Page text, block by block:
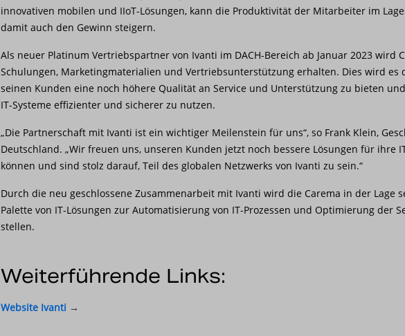
innovativen mobilen und IIoT-Lösungen, kann die Produktivität der Mitarbeiter im
damit auch den Gewinn steigern.
Als neuer Platinum Vertriebspartner von Ivanti im DACH-Bereich ab Januar 2023 wird
Schulungen, Marketingmaterialien und Vertriebsunterstützung erhalten. Dies wird es
seinen Kunden eine noch höhere Qualität an Service und Unterstützung zu bieten
IT-Systeme effizienter und sicherer zu nutzen.
„Die Partnerschaft mit Ivanti ist ein wichtiger Meilenstein für uns“, so Frank Klein,
Deutschland. „Wir freuen uns, unseren Kunden jetzt noch bessere Lösungen für ihre
können und sind stolz darauf, Teil des globalen Netzwerks von Ivanti zu sein.“
Durch die neu geschlossene Zusammenarbeit mit Ivanti wird die Carema in der Lage
Palette von IT-Lösungen zur Automatisierung von IT-Prozessen und Optimierung der
stellen.
Weiterführende Links:
Website Ivanti →